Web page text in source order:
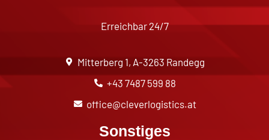
Erreichbar 24/7
Mitterberg 1, A-3263 Randegg
+43 7487 599 88
office@cleverlogistics.at
Sonstiges